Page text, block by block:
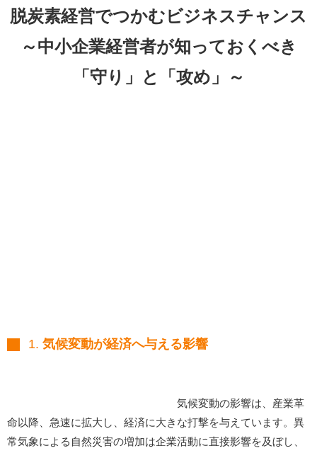
脱炭素経営でつかむビジネスチャンス
～中小企業経営者が知っておくべき
「守り」と「攻め」～
1. 気候変動が経済へ与える影響
気候変動の影響は、産業革
命以降、急速に拡大し、経済に大きな打撃を与えています。異
常気象による自然災害の増加は企業活動に直接影響を及ぼし、